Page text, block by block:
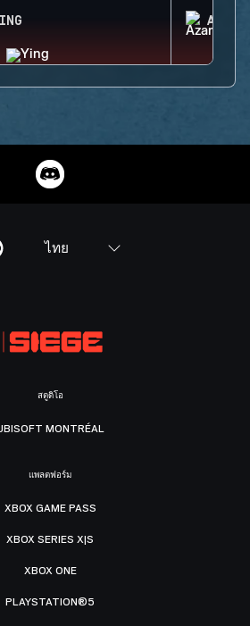
AZAMI
ไทย
สตูดิโอ
MONTRÉAL
แพลตฟอร์ม
XBOX GAME PASS
XBOX SERIES X|S
XBOX ONE
PLAYSTATION®5